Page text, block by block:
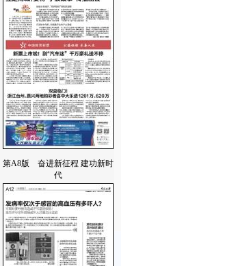
第A8版 奋进新征程 建功新时
代